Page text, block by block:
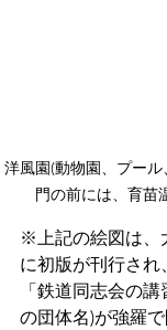
洋風園(動物園、プー
門の前には、育苗
※上記の絵図は、
に初版が刊行され
「鉄道同志会の
の団体名)が強羅